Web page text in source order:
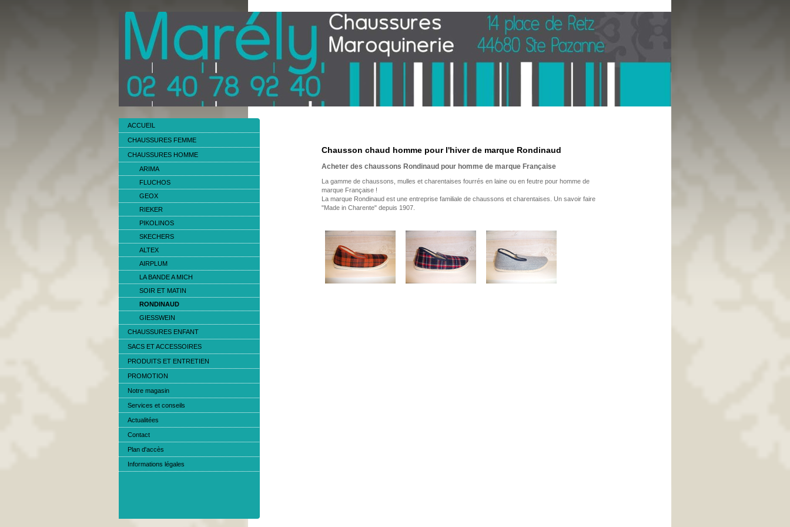
Chausson chaud homme pour l'hiver de marque Rondinaud
Acheter des chaussons Rondinaud pour homme de marque Française
La gamme de chaussons, mulles et charentaises fourrés en laine ou en feutre pour homme de
marque Française !
La marque Rondinaud est une entreprise familiale de chaussons et charentaises. Un savoir faire
"Made in Charente" depuis 1907.
ACCUEIL
CHAUSSURES FEMME
CHAUSSURES HOMME
ARIMA
FLUCHOS
GEOX
RIEKER
PIKOLINOS
SKECHERS
ALTEX
AIRPLUM
LA BANDE A MICH
SOIR ET MATIN
RONDINAUD
GIESSWEIN
CHAUSSURES ENFANT
SACS ET ACCESSOIRES
PRODUITS ET ENTRETIEN
PROMOTION
Notre magasin
Services et conseils
Actualitées
Contact
Plan d'accès
Informations légales